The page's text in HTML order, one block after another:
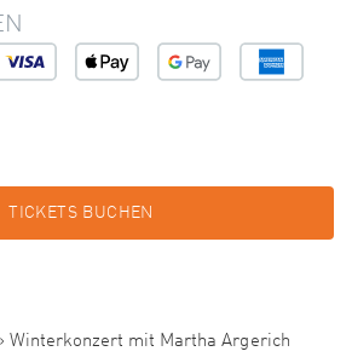
TICKETS BUCHEN
Winterkonzert mit Martha Argerich